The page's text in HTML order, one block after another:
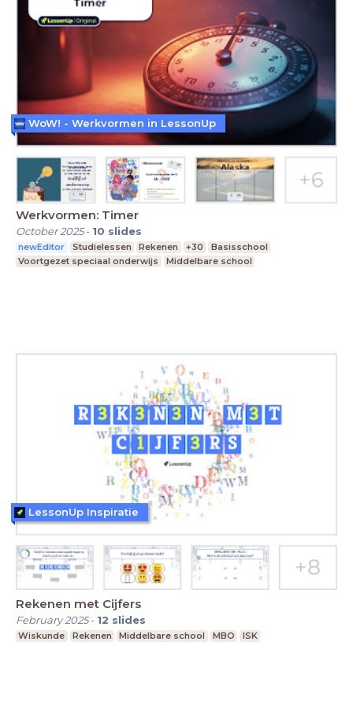
Werkvormen: Timer
October 2025- 10 slides
newEditor Studielessen Rekenen +30
Basisschool
Voortgezet speciaal onderwijs
Middelbare school
WoW! - Werkvormen in LessonUp
Rekenen met Cijfers
February 2025- 12 slides
Wiskunde Rekenen Middelbare school MBO ISK
LessonUp Inspiratie